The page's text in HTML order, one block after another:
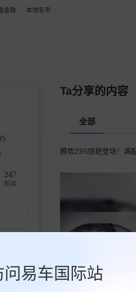
金融 本地车市
易车国际站
247
粉丝
Ta分享的内容
全部
腾势Z9S惊艳登场！满